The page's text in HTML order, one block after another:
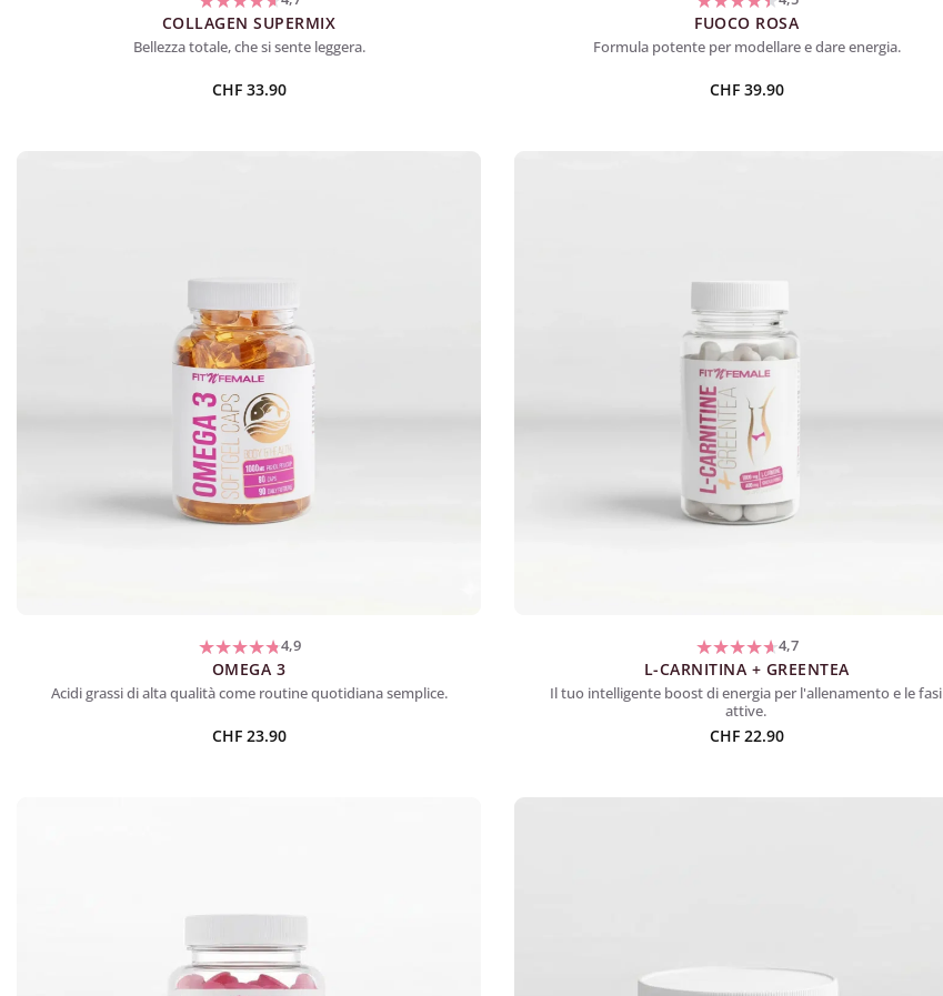
COLLAGEN SUPERMIX
Bellezza totale, che si sente leggera.
CHF33.90
FUOCO ROSA
Formula potente per modellare e dare energia.
CHF39.90
4,9
OMEGA 3
Acidi grassi di alta qualità come routine quotidiana semplice.
CHF23.90
4,7
L-CARNITINA + GREENTEA
Il tuo intelligente boost di energia per l'allenamento e le fasi
attive.
CHF22.90